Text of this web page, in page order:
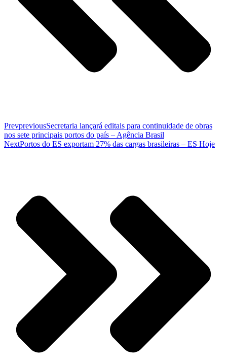
PrevpreviousSecretaria lançará editais para continuidade de obras
nos sete principais portos do país – Agência Brasil
NextPortos do ES exportam 27% das cargas brasileiras – ES Hoje